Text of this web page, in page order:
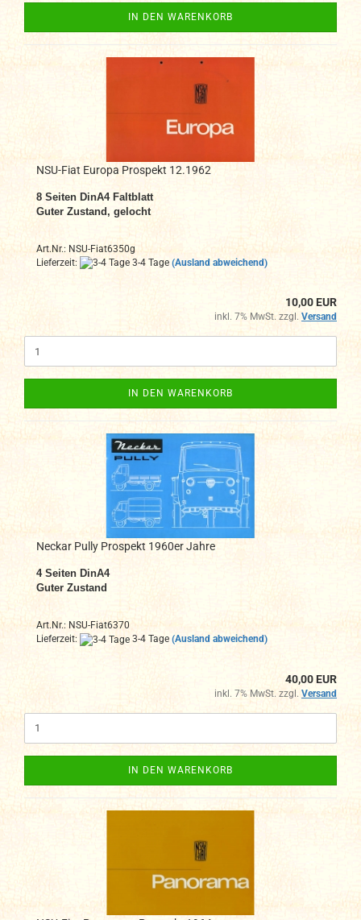
IN DEN WARENKORB
NSU-Fiat Europa Prospekt 12.1962
8 Seiten DinA4 Faltblatt
Guter Zustand, gelocht
Art.Nr.: NSU-Fiat6350g
Lieferzeit:
3-4 Tage (Ausland abweichend)
10,00 EUR
inkl. 7% MwSt. zzgl. Versand
IN DEN WARENKORB
Neckar Pully Prospekt 1960er Jahre
4 Seiten DinA4
Guter Zustand
Art.Nr.: NSU-Fiat6370
Lieferzeit:
3-4 Tage (Ausland abweichend)
40,00 EUR
inkl. 7% MwSt. zzgl. Versand
IN DEN WARENKORB